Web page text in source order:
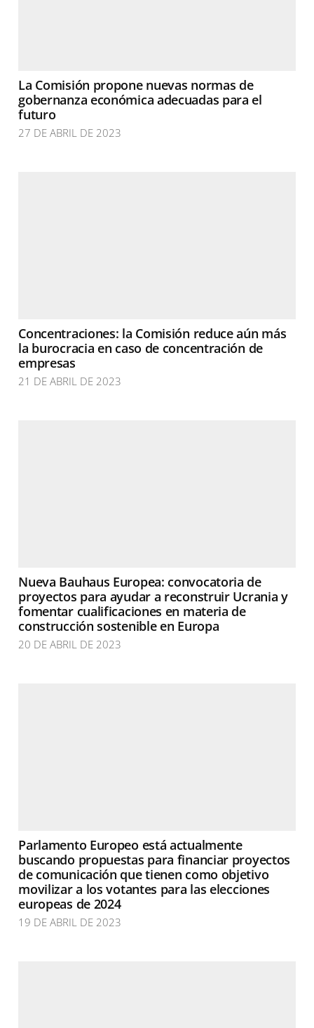
La Comisión propone nuevas normas de
gobernanza económica adecuadas para el
futuro
27 DE ABRIL DE 2023
Concentraciones: la Comisión reduce aún más
la burocracia en caso de concentración de
empresas
21 DE ABRIL DE 2023
Nueva Bauhaus Europea: convocatoria de
proyectos para ayudar a reconstruir Ucrania y
fomentar cualificaciones en materia de
construcción sostenible en Europa
20 DE ABRIL DE 2023
Parlamento Europeo está actualmente
buscando propuestas para financiar proyectos
de comunicación que tienen como objetivo
movilizar a los votantes para las elecciones
europeas de 2024
19 DE ABRIL DE 2023